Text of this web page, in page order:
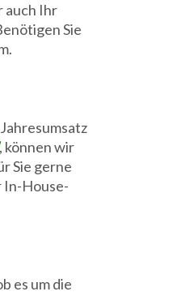
auch Ihr
Sie
können wir
Sie gerne
In-House-
es um die